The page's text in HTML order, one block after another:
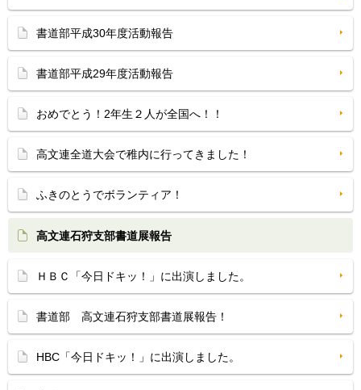
書道部平成30年度活動報告
書道部平成29年度活動報告
おめでとう！2年生２人が全国へ！！
高文連全道大会で稚内に行ってきました！
ふきのとうでボランティア！
高文連石狩支部書道展報告
ＨＢＣ「今日ドキッ！」に出演しました。
書道部 高文連石狩支部書道展報告！
HBC「今日ドキッ！」に出演しました。